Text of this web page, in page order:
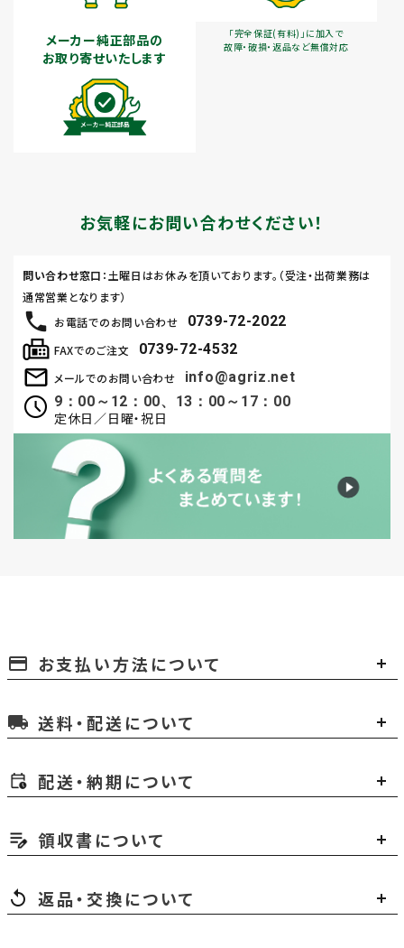
「完全保証(有料)」に加入で
故障・破損・返品など無償対応
メーカー純正部品の
お取り寄せいたします
お気軽にお問い合わせください！
お電話でのお問い合わせ 0739-72-2022
メールでのお問い合わせ
info@agriz.net
9：00～12：00、13：00～17：00
定休日／日曜・祝日
FAXでのご注文 0739-72-4532
問い合わせ窓口 ：土曜日はお休みを頂いております。（受注・出荷業務は
通常営業となります）
payment お支払い方法について
local_shipping 送料・配送について
配送・納期について
領収書について
返品・交換について